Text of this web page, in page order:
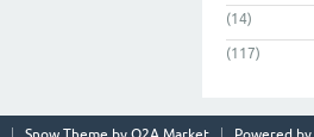
(14)
(117)